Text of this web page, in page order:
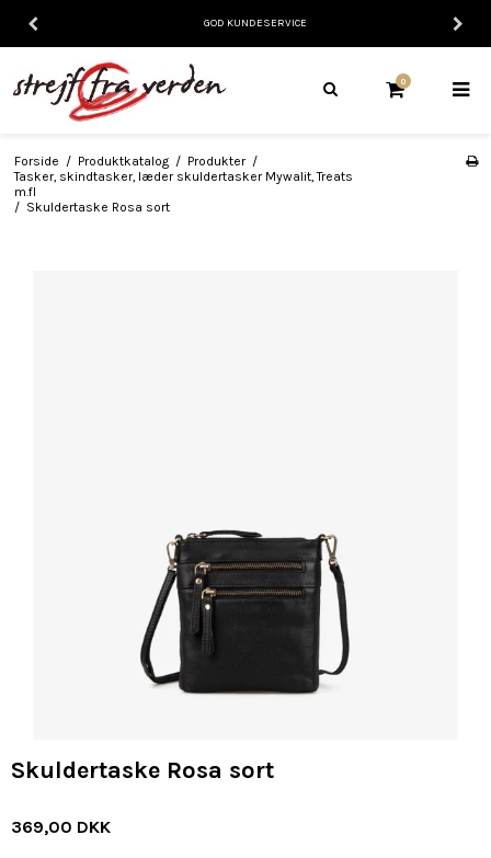
GOD KUNDESERVICE
0
Forside / Produktkatalog / Produkter /
Tasker, skindtasker, læder skuldertasker Mywalit, Treats
m.fl
/ Skuldertaske Rosa sort
Skuldertaske Rosa sort
369,00 DKK